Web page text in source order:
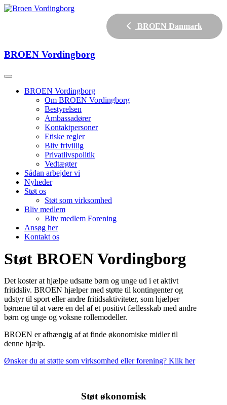
BROEN Danmark
BROEN Vordingborg
BROEN Vordingborg
Om BROEN Vordingborg
Bestyrelsen
Ambassadører
Kontaktpersoner
Etiske regler
Bliv frivillig
Privatlivspolitik
Vedtægter
Sådan arbejder vi
Nyheder
Støt os
Støt som virksomhed
Bliv medlem
Bliv medlem Forening
Ansøg her
Kontakt os
Støt BROEN Vordingborg
Det koster at hjælpe udsatte børn og unge ud i et aktivt
fritidsliv. BROEN hjælper med støtte til kontingenter og
udstyr til sport eller andre fritidsaktiviteter, som hjælper
børnene til at være en del af et positivt fællesskab med andre
børn og unge og voksne rollemodeller.
BROEN er afhængig af at finde økonomiske midler til
denne hjælp.
Ønsker du at støtte som virksomhed eller forening? Klik her
Støt økonomisk